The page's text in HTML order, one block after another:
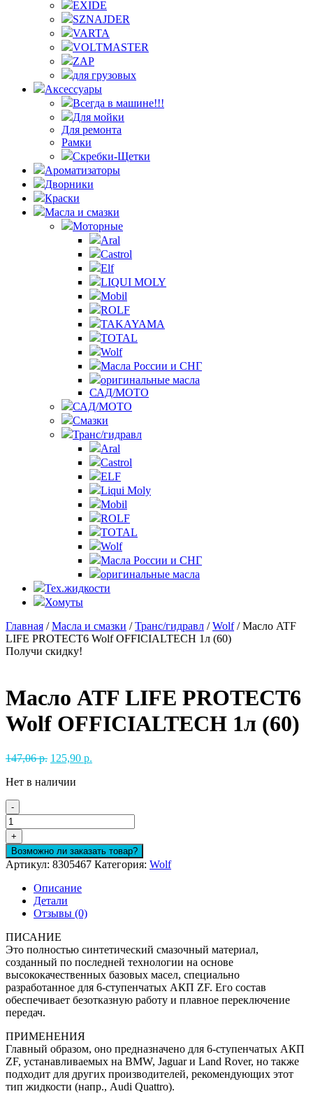
EXIDE
SZNAJDER
VARTA
VOLTMASTER
ZAP
для грузовых
Аксессуары
Всегда в машине!!!
Для мойки
Для ремонта
Рамки
Скребки-Щетки
Ароматизаторы
Дворники
Краски
Масла и смазки
Моторные
Aral
Castrol
Elf
LIQUI MOLY
Mobil
ROLF
TAKAYAMA
TOTAL
Wolf
Масла России и СНГ
оригинальные масла
САД/МОТО
САД/МОТО
Смазки
Транс/гидравл
Aral
Castrol
ELF
Liqui Moly
Mobil
ROLF
TOTAL
Wolf
Масла России и СНГ
оригинальные масла
Тех.жидкости
Хомуты
Главная /Масла и смазки /Транс/гидравл /Wolf/ Масло ATF
LIFE PROTECT6 Wolf OFFICIALTECH 1л (60)
Получи скидку!
Масло ATF LIFE PROTECT6
Wolf OFFICIALTECH 1л (60)
147,06р. Первоначальная
составляла
125,90 р.
Нет в наличии
-
Количество
товара
Масло
ATF
LIFE
PROTECT6
OFFICIALTECH
(60)
+
Возможно ли заказать товар?
Артикул: 8305467 Категория: Wolf
Описание
Детали
Отзывы (0)
ПИСАНИЕ
Это полностью синтетический смазочный материал,
созданный по последней технологии на основе
высококачественных базовых масел, специально
разработанное для 6-ступенчатых АКП ZF. Его состав
обеспечивает безотказную работу и плавное переключение
передач.
ПРИМЕНЕНИЯ
Главный образом, оно предназначено для 6-ступенчатых АКП
ZF, устанавливаемых на BMW, Jaguar и Land Rover, но также
подходит для других производителей, рекомендующих этот
тип жидкости (напр., Audi Quattro).